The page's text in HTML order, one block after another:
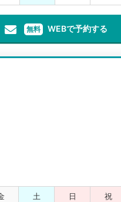
無料 WEBで予約する
土 日 祝